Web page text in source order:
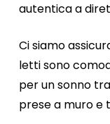
autenticaa
Cisiamo
lettisono
perunsonno
presea muroe